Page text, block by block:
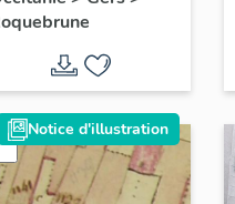
le sud-ouest.
Notice d'illustration